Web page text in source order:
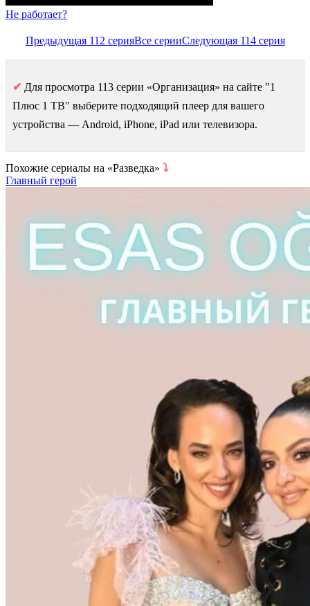
Не работает?
Предыдущая 112 серияВсе серииСледующая 114 серия
✔ Для просмотра 113 серии «Организация» на сайте "1
Плюс 1 ТВ" выберите подходящий плеер для вашего
устройства — Android, iPhone, iPad или телевизора.
Похожие сериалы на «Разведка» ⤵
Главный герой